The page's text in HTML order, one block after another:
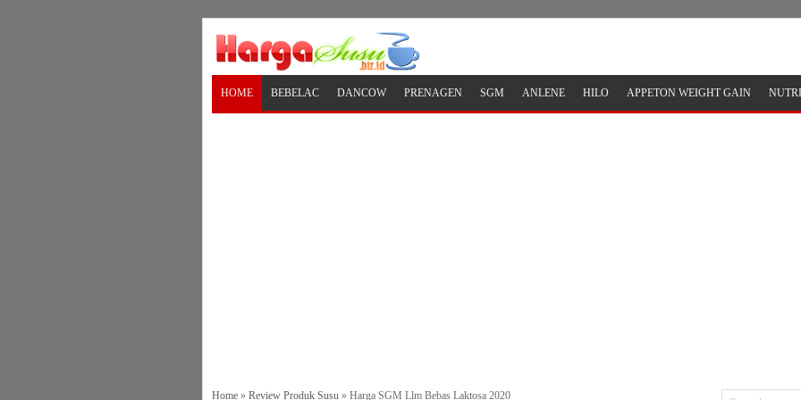
HOME BEBELAC DANCOW PRENAGEN SGM ANLENE HILO APPETON WEIGHT GAIN
Home » Review Produk Susu » Harga SGM Llm Bebas Laktosa 2020